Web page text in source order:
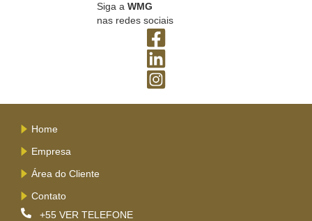
Siga a WMG
nas redes sociais
Home
Empresa
Área do Cliente
Contato
+55 VER TELEFONE